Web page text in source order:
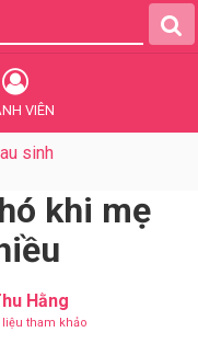
VIÊN
sinh
khi mẹ
Hằng
liệu tham khảo